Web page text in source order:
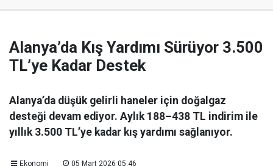
Alanya’da Kış Yardımı Sürüyor 3.500
TL’ye Kadar Destek
Alanya’da düşük gelirli haneler için doğalgaz
desteği devam ediyor. Aylık 188–438 TL indirim ile
yıllık 3.500 TL’ye kadar kış yardımı sağlanıyor.
Ekonomi 05 Mart 2026 05:46